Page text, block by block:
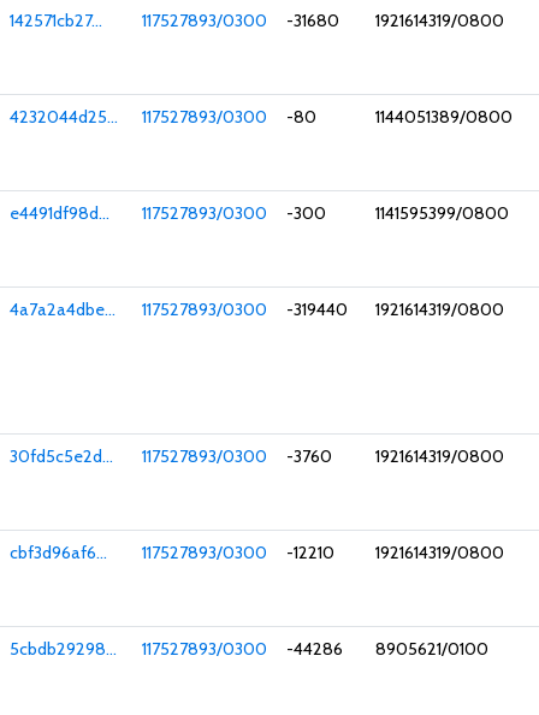
142571cb27... 117527893/0300 -31680 1921614319/0800
4232044d25... 117527893/0300 -80 1144051389/0800
e4491df98d... 117527893/0300 -300 1141595399/0800
4a7a2a4dbe... 117527893/0300 -319440 1921614319/0800
30fd5c5e2d... 117527893/0300 -3760 1921614319/0800
cbf3d96af6... 117527893/0300 -12210 1921614319/0800
5cbdb29298... 117527893/0300 -44286 8905621/0100